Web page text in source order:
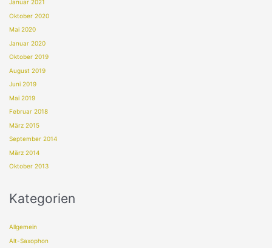
Januar 2021
Oktober 2020
Mai 2020
Januar 2020
Oktober 2019
August 2019
Juni 2019
Mai 2019
Februar 2018
März 2015
September 2014
März 2014
Oktober 2013
Kategorien
Allgemein
Alt-Saxophon